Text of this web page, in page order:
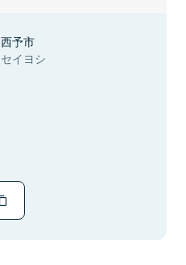
西予市
セイヨシ